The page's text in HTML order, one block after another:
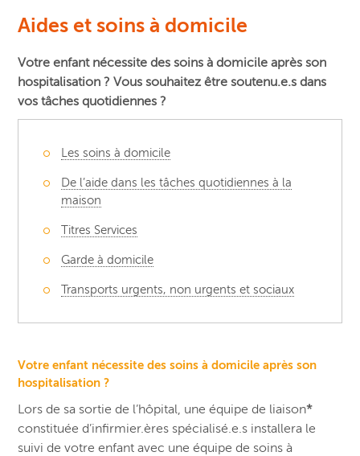
Aides et soins à domicile
Votre enfant nécessite des soins à domicile après son
hospitalisation ? Vous souhaitez être soutenu.e.s dans
vos tâches quotidiennes ?
Les soins à domicile
De l’aide dans les tâches quotidiennes à la
maison
Titres Services
Garde à domicile
Transports urgents, non urgents et sociaux
Votre enfant nécessite des soins à domicile après son
hospitalisation ?
Lors de sa sortie de l’hôpital, une équipe de liaison*
constituée d’infirmier.ères spécialisé.e.s installera le
suivi de votre enfant avec une équipe de soins à